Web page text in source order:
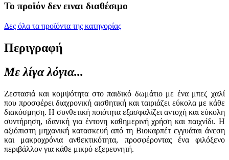
Το προϊόν δεν ειναι διαθέσιμο
Δες όλα τα προϊόντα της κατηγορίας
Περιγραφή
Με λίγα λόγια...
Ζεστασιά και κομψότητα στο παιδικό δωμάτιο με ένα μπεζ χαλί
που προσφέρει διαχρονική αισθητική και ταιριάζει εύκολα με κάθε
διακόσμηση. Η συνθετική ποιότητα εξασφαλίζει αντοχή και εύκολη
συντήρηση, ιδανική για έντονη καθημερινή χρήση και παιχνίδι. Η
αξιόπιστη μηχανική κατασκευή από τη Βιοκαρπέτ εγγυάται άνεση
και μακροχρόνια ανθεκτικότητα, προσφέροντας ένα φιλόξενο
περιβάλλον για κάθε μικρό εξερευνητή.